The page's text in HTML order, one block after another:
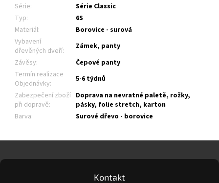
Série:
Série Classic
Typ:
6S
Materiál:
Borovice - surová
Vybavení
dřevěných dveří:
Zámek, panty
Závěsy:
Čepové panty
Termín realizace
Objednávky:
5-6 týdnů
Zabezpečení zboží
při dopravě:
Doprava na nevratné paletě, rožky,
pásky, folie stretch, karton
Barva: Surové dřevo - borovice
p
Kontakt